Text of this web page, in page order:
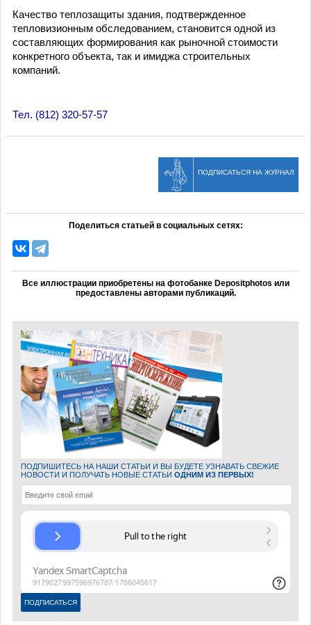
Качество теплозащиты здания, подтвержденное
тепловизионным обследованием, становится одной из
составляющих формирования как рыночной стоимости
конкретного объекта, так и имиджа строительных
компаний.
Тел. (812) 320-57-57
ПОДПИСАТЬСЯ НА ЖУРНАЛ
Поделиться статьей в социальных сетях:
Все иллюстрации приобретены на фотобанке Depositphotos или
предоставлены авторами публикаций.
ПОДПИШИТЕСЬ НА НАШИ СТАТЬИ И ВЫ БУДЕТЕ УЗНАВАТЬ СВЕЖИЕ
НОВОСТИ И ПОЛУЧАТЬ НОВЫЕ СТАТЬИ ОДНИМ ИЗ ПЕРВЫХ!